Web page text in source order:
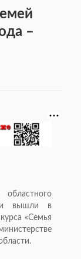
–
и вышли в
«Семья